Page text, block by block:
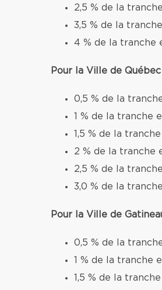
2,5 % de la
3,5 % de la
4 % de la tranche
Pour la Ville de Québec
0,5 % de la
1 % de la tranche
1,5 % de la
2 % de la tranche
2,5 % de la
3,0 % de la
Pour la Ville de
0,5 % de la
1 % de la tranche
1,5 % de la